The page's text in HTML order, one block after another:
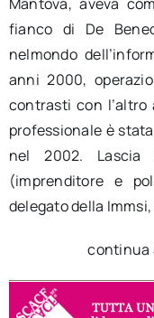
Mantova, aveva
fianco di De
nelmondo
anni 2000,
contrasti con
professionale è
nel 2002.
(imprenditore e
delegato della
continua